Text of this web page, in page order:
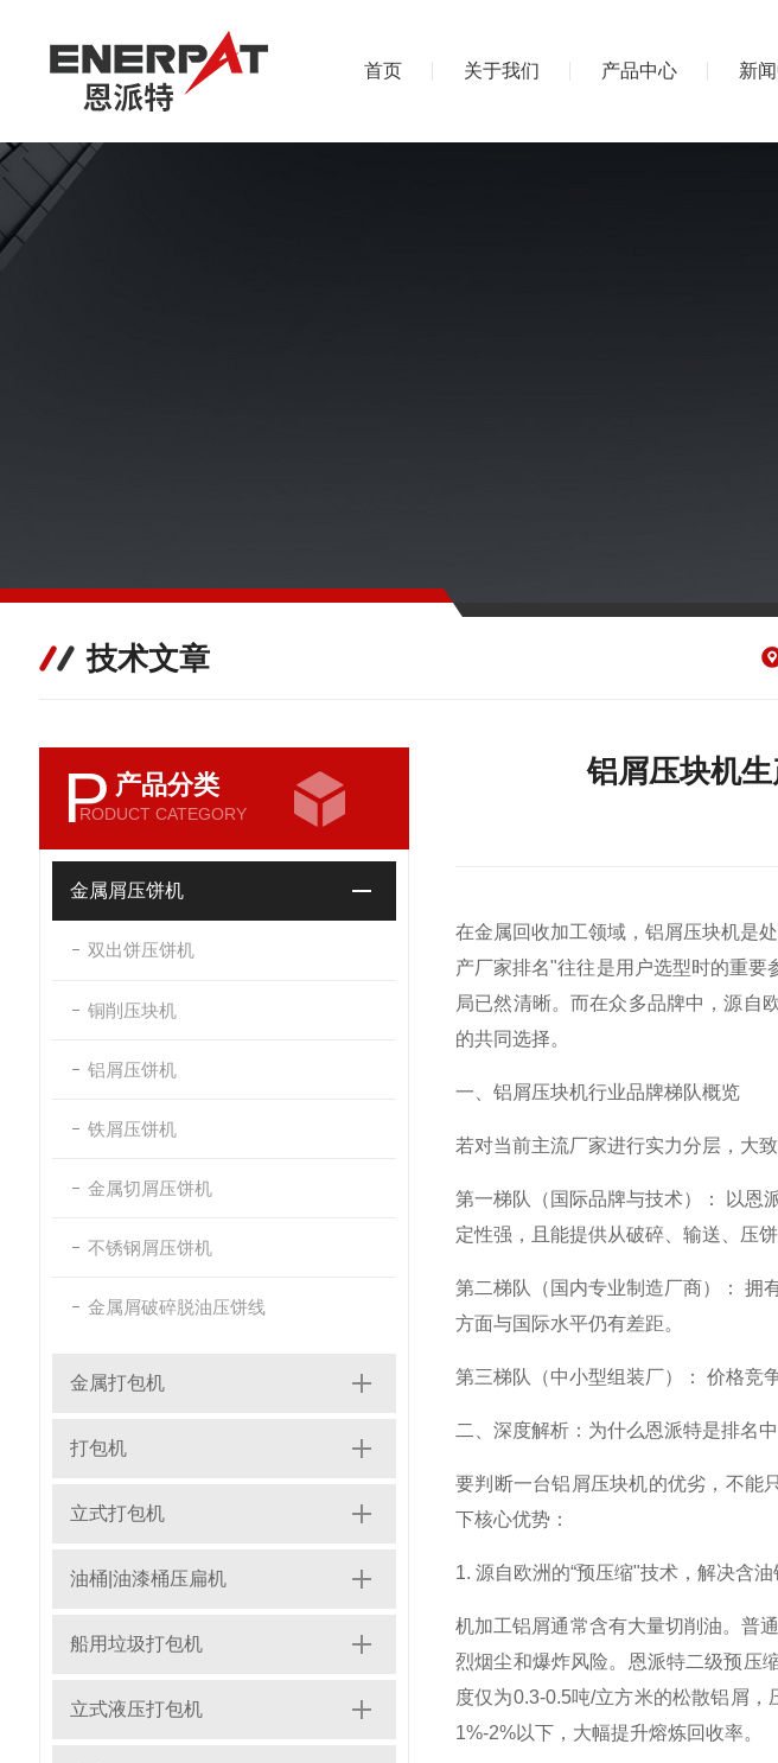
首页 关于我们 产品中心 新
技术文章
P 产品分类
RODUCT CATEGORY
金属屑压饼机
双出饼压饼机
铜削压块机
铝屑压饼机
铁屑压饼机
金属切屑压饼机
不锈钢屑压饼机
金属屑破碎脱油压饼线
金属打包机
打包机
立式打包机
油桶|油漆桶压扁机
船用垃圾打包机
立式液压打包机
铝屑压块机
在金属回收加工领域，铝屑压块机是
产厂家排名"往往是用户选型时的重要
局已然清晰。而在众多品牌中，源自
的共同选择。
一、铝屑压块机行业品牌梯队概览
若对当前主流厂家进行实力分层，大
第一梯队（国际品牌与技术）： 以恩
定性强，且能提供从破碎、输送、压
第二梯队（国内专业制造厂商）： 拥
方面与国际水平仍有差距。
第三梯队（中小型组装厂）： 价格竞
二、深度解析：为什么恩派特是排名中
要判断一台铝屑压块机的优劣，不能
下核心优势：
1. 源自欧洲的“预压缩"技术，解决含
机加工铝屑通常含有大量切削油。普
烈烟尘和爆炸风险。恩派特二级预压
度仅为0.3-0.5吨/立方米的松散铝屑
1%-2%以下，大幅提升熔炼回收率。